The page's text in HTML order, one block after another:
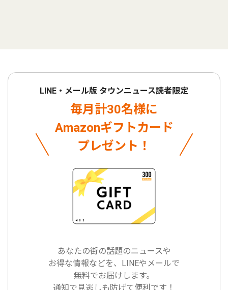
LINE・メール版 タウンニュース読者限定
毎月計30名様に
Amazonギフトカード
プレゼント！
あなたの街の話題のニュースや
お得な情報などを、LINEやメールで
無料でお届けします。
通知で見逃しも防げて便利です！